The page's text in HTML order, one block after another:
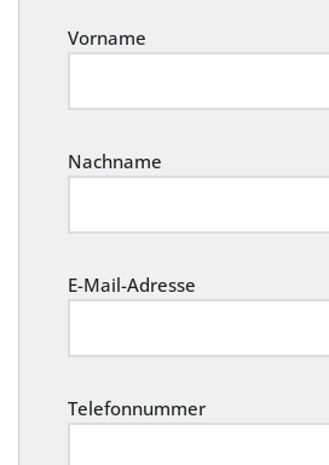
Vorname
Nachname
E-Mail-Adresse
Telefonnummer